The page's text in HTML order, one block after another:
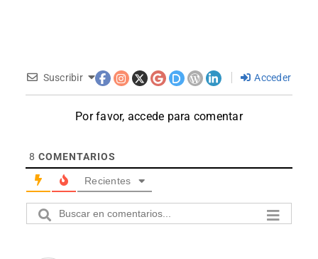
Suscribir Acceder
Por favor, accede para comentar
8 COMENTARIOS
Recientes